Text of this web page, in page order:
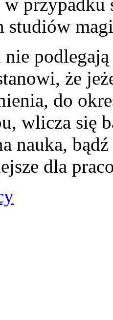
studiów
że
do
wlicza się
nauka,
dla